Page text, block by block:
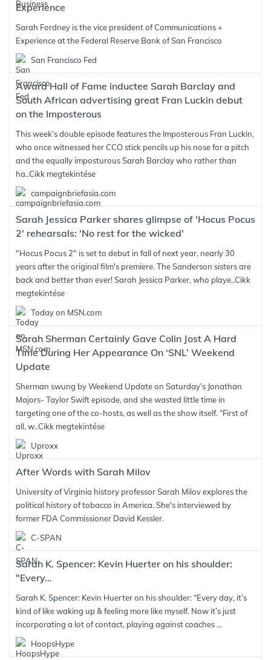
Experience
Sarah Fordney is the vice president of Communications +
Experience at the Federal Reserve Bank of San Francisco
San Francisco Fed
Award Hall of Fame inductee Sarah Barclay and
South African advertising great Fran Luckin debut
on the Imposterous
This week’s double episode features the Imposterous Fran Luckin,
who once witnessed her CCO stick pencils up his nose for a pitch
and the equally imposturous Sarah Barclay who rather than
ha..Cikk megtekintése
campaignbriefasia.com
Sarah Jessica Parker shares glimpse of 'Hocus Pocus
2' rehearsals: 'No rest for the wicked'
"Hocus Pocus 2" is set to debut in fall of next year, nearly 30
years after the original film's premiere. The Sanderson sisters are
back and better than ever! Sarah Jessica Parker, who playe..Cikk
megtekintése
Today on MSN.com
Sarah Sherman Certainly Gave Colin Jost A Hard
Time During Her Appearance On ‘SNL’ Weekend
Update
Sherman swung by Weekend Update on Saturday’s Jonathan
Majors- Taylor Swift episode, and she wasted little time in
targeting one of the co-hosts, as well as the show itself. “First of
all, w..Cikk megtekintése
Uproxx
After Words with Sarah Milov
University of Virginia history professor Sarah Milov explores the
political history of tobacco in America. She's interviewed by
former FDA Commissioner David Kessler.
C-SPAN
Sarah K. Spencer: Kevin Huerter on his shoulder:
"Every…
Sarah K. Spencer: Kevin Huerter on his shoulder: “Every day, it’s
kind of like waking up & feeling more like myself. Now it’s just
incorporating a lot of contact, playing against coaches ...
HoopsHype